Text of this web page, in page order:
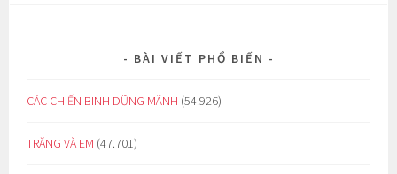
BÀI VIẾT PHỔ BIẾN
CÁC CHIẾN BINH DŨNG MÃNH (54.926)
TRĂNG VÀ EM (47.701)